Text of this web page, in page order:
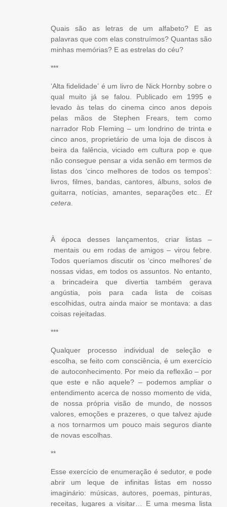
Quais são as letras de um alfabeto? E as
palavras que com elas construímos? Quantas são
minhas memórias? E as estrelas do céu?
***
‘Alta fidelidade’ é um livro de Nick Hornby sobre o
qual muito já se falou. Publicado em 1995 e
levado às telas do cinema cinco anos depois
pelas mãos de Stephen Frears, tem como
narrador Rob Fleming – um londrino de trinta e
cinco anos, proprietário de uma loja de discos à
beira da falência, viciado em cultura pop e que
não consegue pensar a vida senão em termos de
listas dos ‘cinco melhores de todos os tempos’:
livros, filmes, bandas, cantores, álbuns, solos de
guitarra, notícias, amantes, separações etc.. Et
cetera
À época desses lançamentos, criar listas –
mentais ou em rodas de amigos – virou febre.
Todos queríamos discutir os ‘cinco melhores’ de
nossas vidas, em todos os assuntos. No entanto,
a brincadeira que divertia também gerava
angústia, pois para cada lista de coisas
escolhidas, outra ainda maior se montava: a das
coisas rejeitadas.
***
Qualquer processo individual de seleção e
escolha, se feito com consciência, é um exercício
de autoconhecimento. Por meio da reflexão – por
que este e não aquele? – podemos ampliar o
entendimento acerca de nosso momento de vida,
de nossa própria visão de mundo, de nossos
valores, emoções e prazeres, o que talvez ajude
a nos tornarmos um pouco mais seguros diante
de novas escolhas.
**
Esse exercício de enumeração é sedutor, e pode
abrir um leque de infinitas listas em nosso
imaginário: músicas, autores, poemas, pinturas,
receitas, lugares a visitar… E uma mesma lista